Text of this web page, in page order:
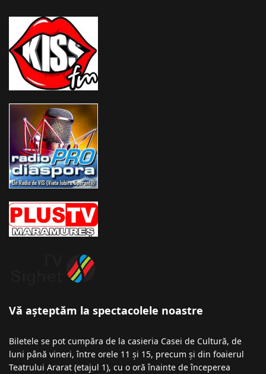
Vă așteptăm la spectacolele noastre
Biletele se pot cumpăra de la casieria Casei de Cultură, de
luni până vineri, între orele 11 și 15, precum și din foaierul
Teatrului Ararat (etajul 1), cu o oră înainte de începerea